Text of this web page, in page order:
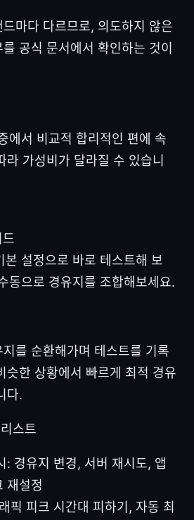
마다 다르므로, 의도하지 않은
공식 문서에서 확인하는 것이
에서 비교적 합리적인 편에 속
라 가성비가 달라질 수 있습니
본 설정으로 바로 테스트해 보
동으로 경유지를 조합해보세요.
를 순환해가며 테스트를 기록
슷한 상황에서 빠르게 최적 경유
다.
스트
: 경유지 변경, 서버 재시도, 앱
재설정
픽 피크 시간대 피하기, 자동 최